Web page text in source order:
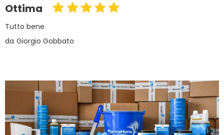
Ottima
Tutto bene
da Giorgio Gobbato